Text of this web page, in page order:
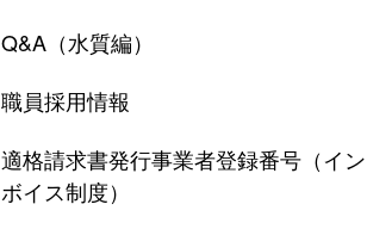
Q&A（水質編）
職員採用情報
適格請求書発行事業者登録番号（イン
ボイス制度）